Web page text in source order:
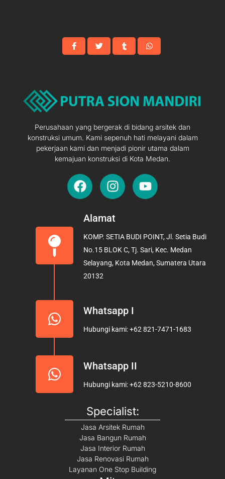
Perusahaan yang bergerak di bidang arsitek dan
konstruksi umum. Kami sepenuh hati melayani dalam
pekerjaan kami dan menjadi pionir utama dalam
kemajuan konstruksi di Kota Medan.
F
a
e
o
o
k
I
n
t
g
r
a
Y
o
b
e
Alamat
KOMP. SETIA BUDI POINT, Jl. Setia Budi
No.15 BLOK C, Tj. Sari, Kec. Medan
Selayang, Kota Medan, Sumatera Utara
20132
Whatsapp I
Hubungi kami: +62 821-7471-1683
Whatsapp II
Hubungi kami: +62 823-5210-8600
Specialist:
Jasa Arsitek Rumah
Jasa Bangun Rumah
Jasa Interior Rumah
Jasa Renovasi Rumah
Layanan One Stop Building